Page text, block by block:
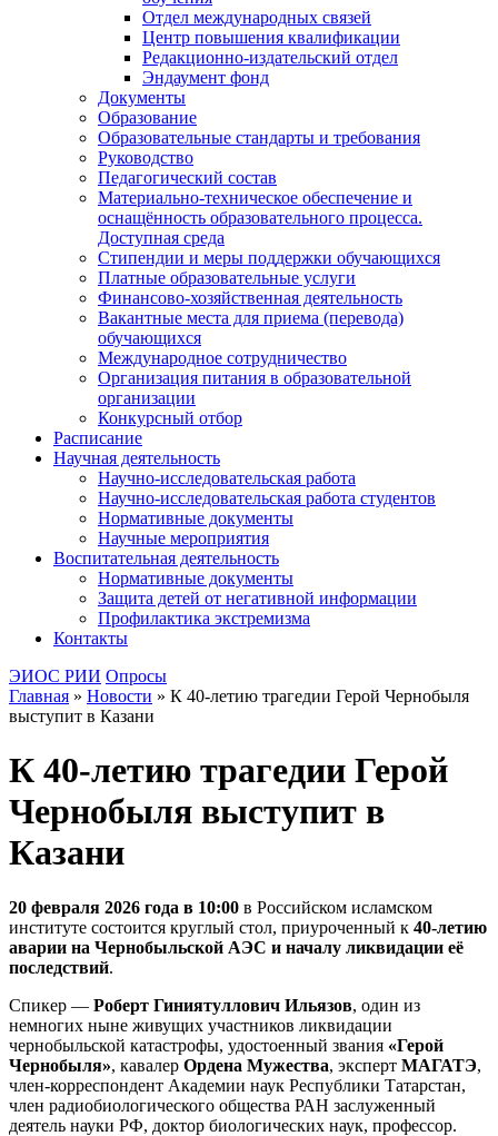
Отдел международных связей
Центр повышения квалификации
Редакционно-издательский отдел
Эндаумент фонд
Документы
Образование
Образовательные стандарты и требования
Руководство
Педагогический состав
Материально-техническое обеспечение и
оснащённость образовательного процесса.
Доступная среда
Стипендии и меры поддержки обучающихся
Платные образовательные услуги
Финансово-хозяйственная деятельность
Вакантные места для приема (перевода)
обучающихся
Международное сотрудничество
Организация питания в образовательной
организации
Конкурсный отбор
Расписание
Научная деятельность
Научно-исследовательская работа
Научно-исследовательская работа студентов
Нормативные документы
Научные мероприятия
Воспитательная деятельность
Нормативные документы
Защита детей от негативной информации
Профилактика экстремизма
Контакты
ЭИОС РИИ Опросы
Главная » Новости » К 40-летию трагедии Герой Чернобыля
выступит в Казани
К 40-летию трагедии Герой
Чернобыля выступит в
Казани
20 февраля 2026 года в 10:00 в Российском исламском
институте состоится круглый стол, приуроченный к 40-летию
аварии на Чернобыльской АЭС и началу ликвидации её
последствий.
Спикер — Роберт Гиниятуллович Ильязов, один из
немногих ныне живущих участников ликвидации
чернобыльской катастрофы, удостоенный звания «Герой
Чернобыля», кавалер Ордена Мужества, эксперт МАГАТЭ,
член-корреспондент Академии наук Республики Татарстан,
член радиобиологического общества РАН заслуженный
деятель науки РФ, доктор биологических наук, профессор.